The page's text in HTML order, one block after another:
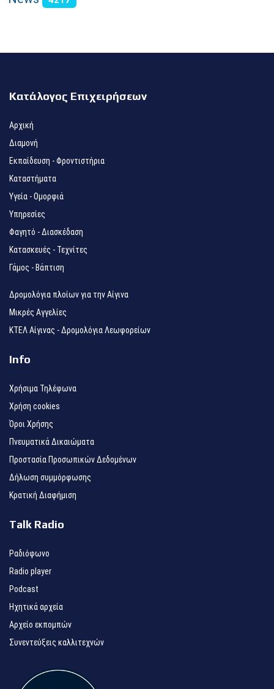
Κατάλογος Επιχειρήσεων
Αρχική
Διαμονή
Εκπαίδευση - Φροντιστήρια
Καταστήματα
Υγεία - Ομορφιά
Υπηρεσίες
Φαγητό - Διασκέδαση
Κατασκευές - Τεχνίτες
Γάμος - Βάπτιση
Δρομολόγια πλοίων για την Αίγινα
Μικρές Αγγελίες
ΚΤΕΛ Αίγινας - Δρομολόγια Λεωφορείων
Info
Χρήσιμα Τηλέφωνα
Χρήση cookies
Όροι Χρήσης
Πνευματικά Δικαιώματα
Προστασία Προσωπικών Δεδομένων
Δήλωση συμμόρφωσης
Κρατική Διαφήμιση
Talk Radio
Ραδιόφωνο
Radio player
Podcast
Ηχητικά αρχεία
Αρχείο εκπομπών
Συνεντεύξεις καλλιτεχνών